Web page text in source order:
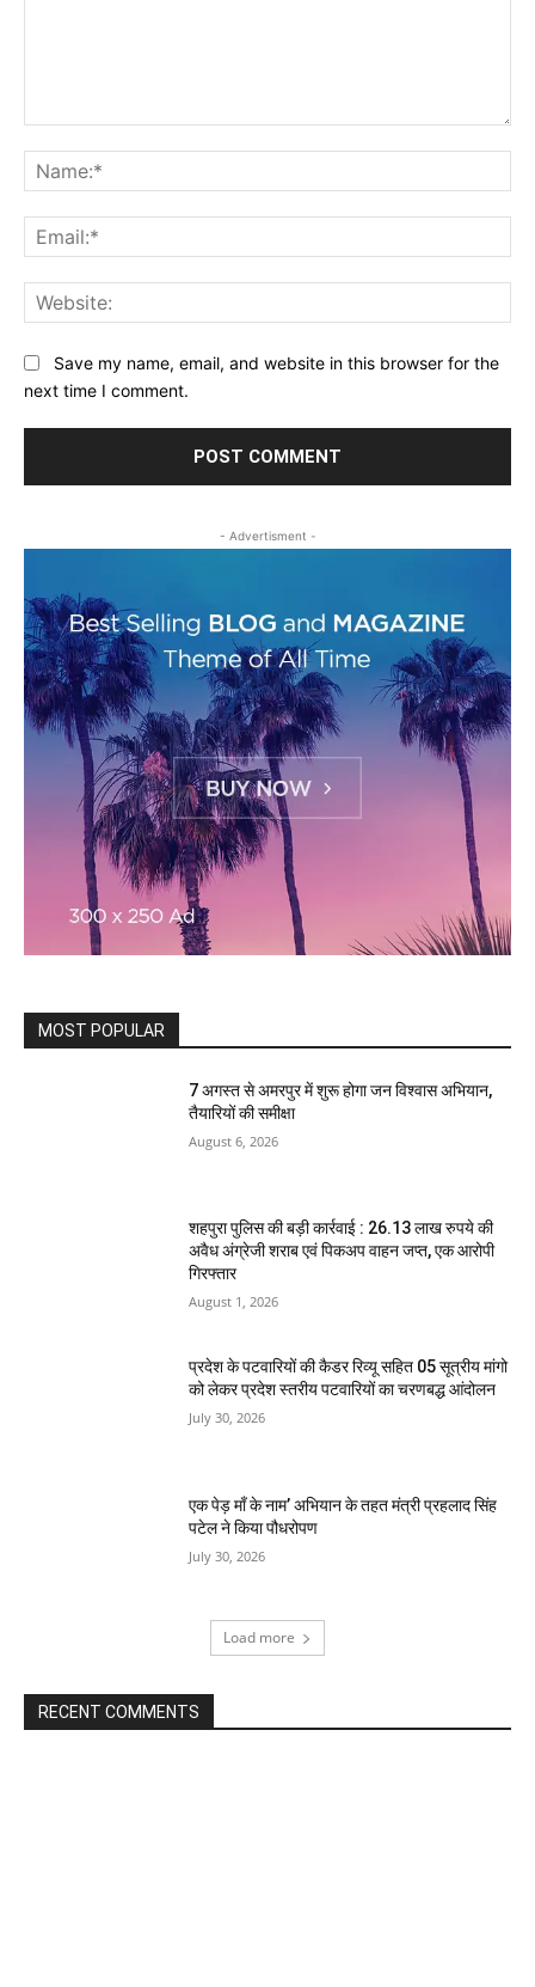
Save my name, email, and website in this browser for the
next time I comment.
- Advertisment -
MOST POPULAR
7 अगस्त से अमरपुर में शुरू होगा जन विश्वास अभियान,
तैयारियों की समीक्षा
August 6, 2026
शहपुरा पुलिस की बड़ी कार्रवाई : 26.13 लाख रुपये की
अवैध अंग्रेजी शराब एवं पिकअप वाहन जप्त, एक आरोपी
गिरफ्तार
August 1, 2026
प्रदेश के पटवारियों की कैडर रिव्यू सहित 05 सूत्रीय मांगो
को लेकर प्रदेश स्तरीय पटवारियों का चरणबद्ध आंदोलन
July 30, 2026
एक पेड़ माँ के नाम’ अभियान के तहत मंत्री प्रहलाद सिंह
पटेल ने किया पौधरोपण
July 30, 2026
Load more
RECENT COMMENTS